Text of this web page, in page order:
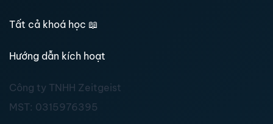
Tất cả khoá học 📖
Hướng dẫn kích hoạt
Công ty TNHH Zeitgeist
MST: 0315976395